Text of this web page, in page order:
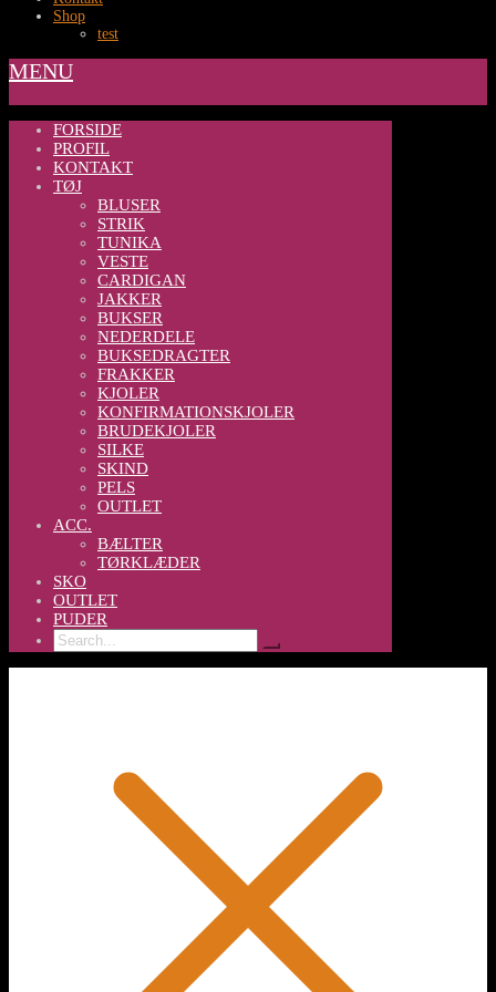
Shop
test
MENU
FORSIDE
PROFIL
KONTAKT
TØJ
BLUSER
STRIK
TUNIKA
VESTE
CARDIGAN
JAKKER
BUKSER
NEDERDELE
BUKSEDRAGTER
FRAKKER
KJOLER
KONFIRMATIONSKJOLER
BRUDEKJOLER
SILKE
SKIND
PELS
OUTLET
ACC.
BÆLTER
TØRKLÆDER
SKO
OUTLET
PUDER